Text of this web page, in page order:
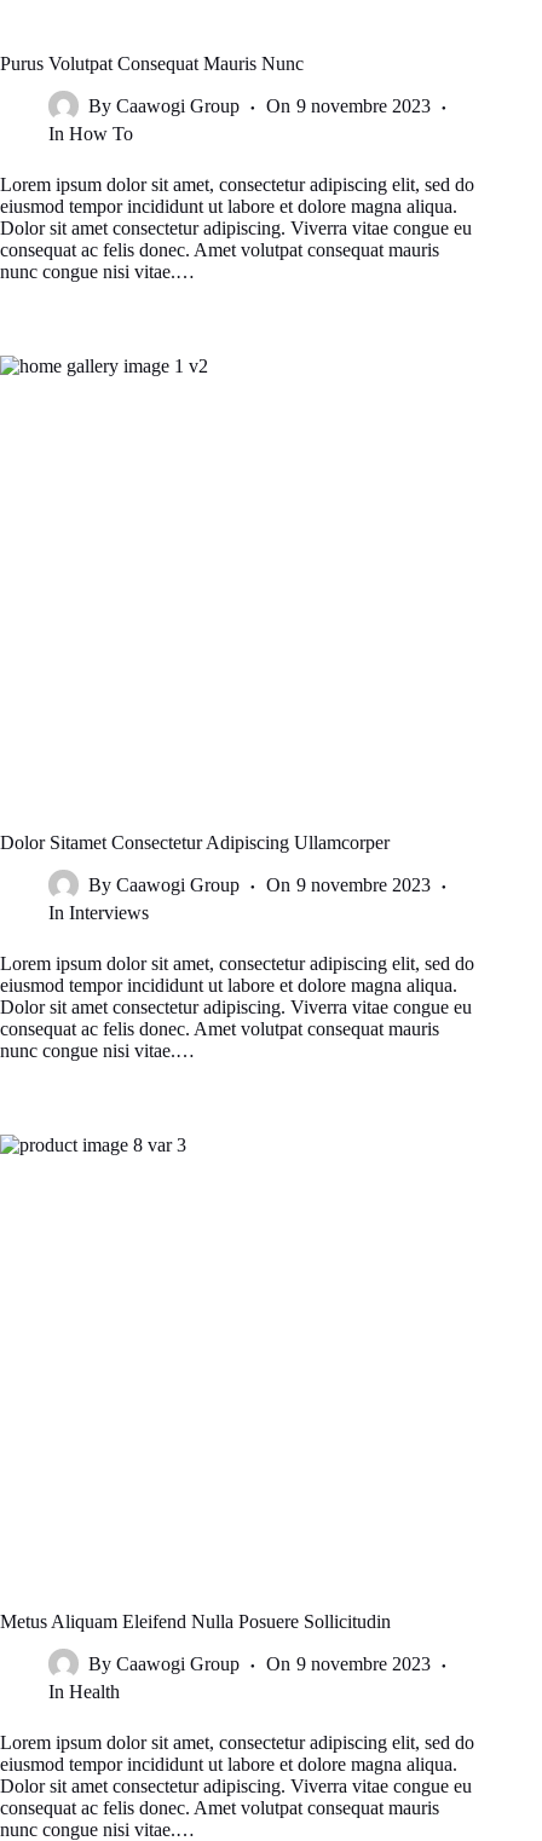
Purus Volutpat Consequat Mauris Nunc
By Caawogi Group On 9 novembre 2023
In How To
Lorem ipsum dolor sit amet, consectetur adipiscing elit, sed do
eiusmod tempor incididunt ut labore et dolore magna aliqua.
Dolor sit amet consectetur adipiscing. Viverra vitae congue eu
consequat ac felis donec. Amet volutpat consequat mauris
nunc congue nisi vitae.…
Dolor Sitamet Consectetur Adipiscing Ullamcorper
By Caawogi Group On 9 novembre 2023
In Interviews
Lorem ipsum dolor sit amet, consectetur adipiscing elit, sed do
eiusmod tempor incididunt ut labore et dolore magna aliqua.
Dolor sit amet consectetur adipiscing. Viverra vitae congue eu
consequat ac felis donec. Amet volutpat consequat mauris
nunc congue nisi vitae.…
Metus Aliquam Eleifend Nulla Posuere Sollicitudin
By Caawogi Group On 9 novembre 2023
In Health
Lorem ipsum dolor sit amet, consectetur adipiscing elit, sed do
eiusmod tempor incididunt ut labore et dolore magna aliqua.
Dolor sit amet consectetur adipiscing. Viverra vitae congue eu
consequat ac felis donec. Amet volutpat consequat mauris
nunc congue nisi vitae.…